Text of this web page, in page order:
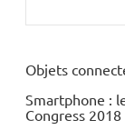
Objets
Smartphone :
Congress 2018